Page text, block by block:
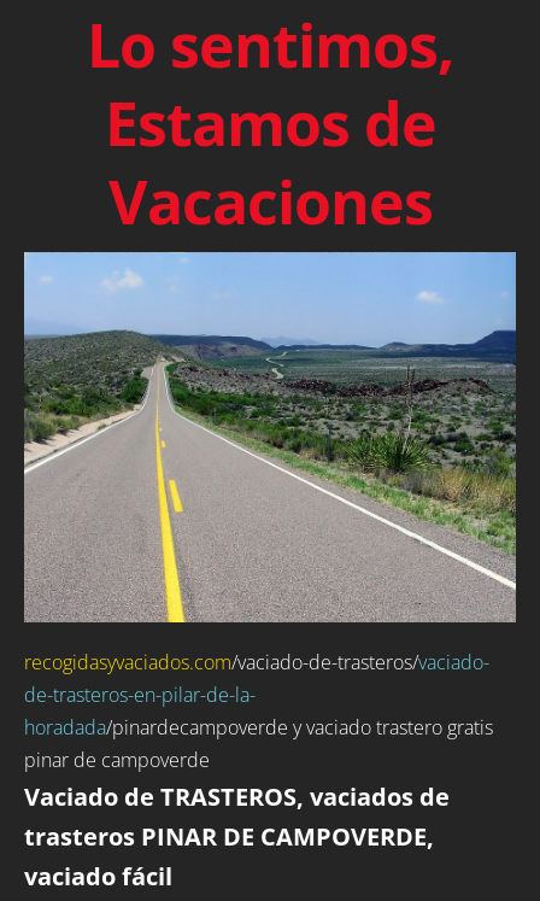
Lo sentimos,
Estamos de
Vacaciones
recogidasyvaciados.com/vaciado-de-trasteros/vaciado-
de-trasteros-en-pilar-de-la-
horadada/pinardecampoverde y vaciado trastero gratis
pinar de campoverde
Vaciado de TRASTEROS, vaciados de
trasteros PINAR DE CAMPOVERDE,
vaciado fácil